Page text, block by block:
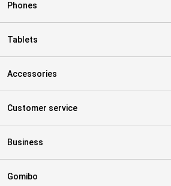
Phones
Tablets
Accessories
Customer service
Business
Gomibo